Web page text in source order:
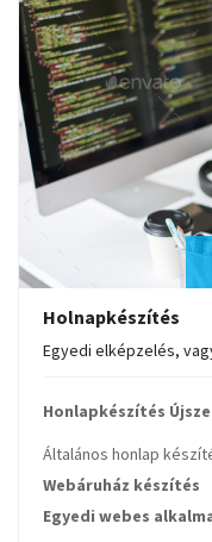
Holnapkészítés
Egyedi elképzelés,
Honlapkészítés
Általános honlap
Webáruház készítés
Egyedi webes